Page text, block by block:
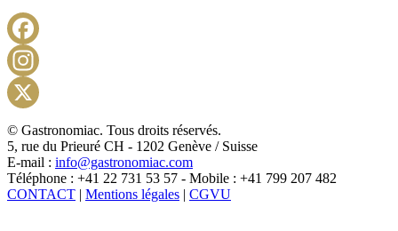
X
© Gastronomiac. Tous droits réservés.
5, rue du Prieuré CH - 1202 Genève / Suisse
E-mail : info@gastronomiac.com
Téléphone : +41 22 731 53 57 - Mobile : +41 799 207 482
CONTACT | Mentions légales | CGVU